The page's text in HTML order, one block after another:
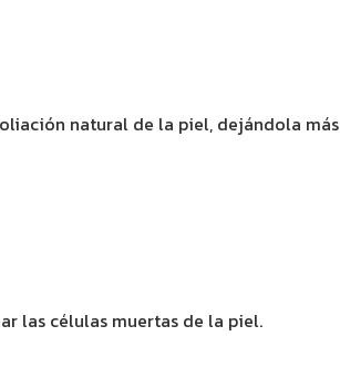
natural de la piel, dejándola más
las células muertas de la piel.